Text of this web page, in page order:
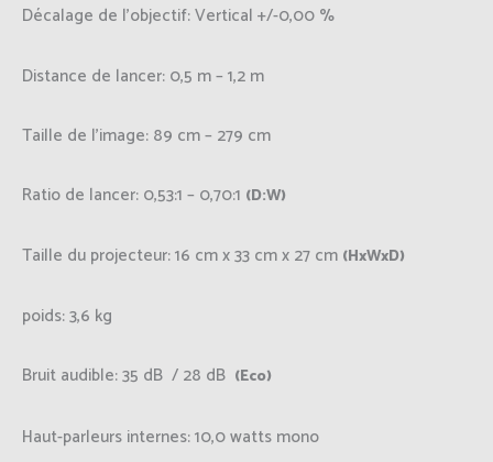
Décalage de l’objectif:Vertical +/-0,00 %
Distance de lancer: 0,5 m – 1,2 m
Taille de l’image: 89 cm – 279 cm
Ratio de lancer: 0,53:1 – 0,70:1 (D:W)
Taille du projecteur:16 cm x 33 cm x 27 cm (HxWxD)
poids:3,6 kg
Bruit audible:35 dB / 28 dB (Eco)
Haut-parleurs internes:10,0 watts mono